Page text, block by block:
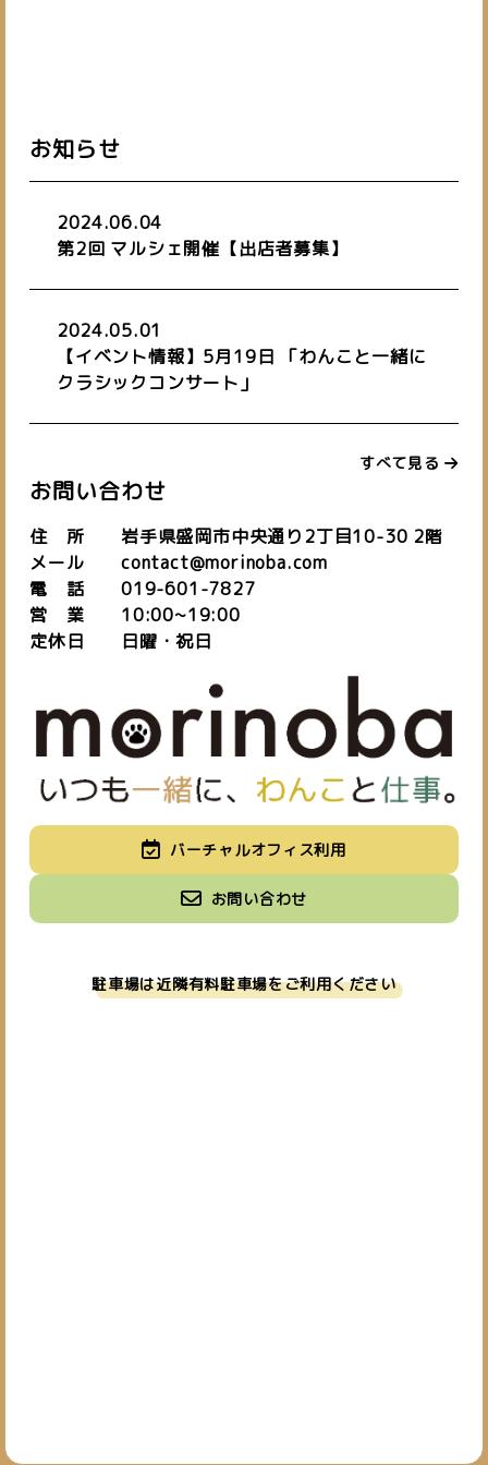
私たちについて
about us
space
バーチャルオフィス
virtual office
お知らせ
blog
お知らせ
2024.06.04
第2回 マルシェ開催【出店者募集】
2024.05.01
【イベント情報】5月19日 「わんこと一緒に
クラシックコンサート」
すべて見る
お問い合わせ
住 所 岩手県盛岡市中央通り2丁目10-30 2階
メール contact@morinoba.com
電 話 019-601-7827
営 業 10:00~19:00
定休日 日曜・祝日
バーチャルオフィス利用
お問い合わせ
駐車場は近隣有料駐車場をご利用ください